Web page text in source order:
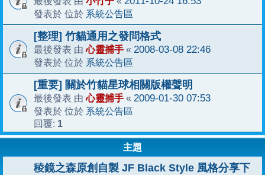
發表於 位於 系統公告區
[整理] 竹貓通用之發問格式
最後發表 由心靈捕手 « 2008-03-08 22:46
發表於 位於 系統公告區
[重要] 關於竹貓星球相關版權聲明
最後發表 由心靈捕手 « 2009-01-30 07:53
發表於 位於 系統公告區
回覆: 1
主題
稜鏡之森原創自製 JF Black Style 風格分享下